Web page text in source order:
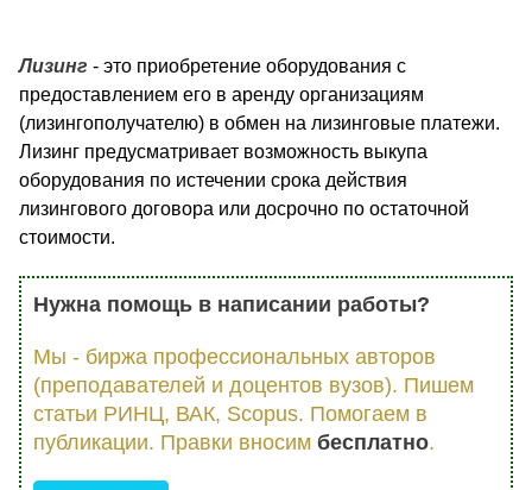
Лизинг - это приобретение оборудования с
предоставлением его в аренду организациям
(лизингополучателю) в обмен на лизинговые платежи.
Лизинг предусматривает возможность выкупа
оборудования по истечении срока действия
лизингового договора или досрочно по остаточной
стоимости.
Нужна помощь в написании работы?
Мы - биржа профессиональных авторов
(преподавателей и доцентов вузов). Пишем
статьи РИНЦ, ВАК, Scopus. Помогаем в
публикации. Правки вносим бесплатно.